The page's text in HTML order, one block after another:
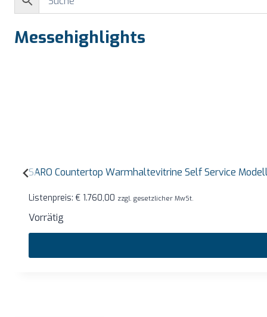
Messehighlights
SARO Countertop Warmhaltevitrine Self Service
Listenpreis: € 1.760,00 zzgl. gesetzlicher MwSt.
Vorrätig